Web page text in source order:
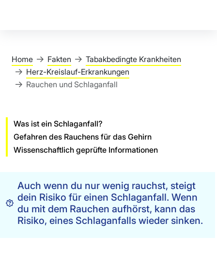
Home Fakten
Tabakbedingte Krankheiten
Herz-Kreislauf-Erkrankungen
Rauchen und Schlaganfall
Was ist ein Schlaganfall?
Gefahren des Rauchens für das Gehirn
Wissenschaftlich geprüfte Informationen
Auch wenn du nur wenig rauchst, steigt
dein Risiko für einen Schlaganfall. Wenn
du mit dem Rauchen aufhörst, kann das
Risiko, eines Schlaganfalls wieder sinken.